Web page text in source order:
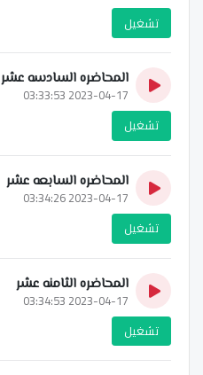
تشغيل
المحاضره السادسه عشر
2023-04-17 03:33:53
تشغيل
المحاضره السابعه عشر
2023-04-17 03:34:26
تشغيل
المحاضره الثامنه عشر
2023-04-17 03:34:53
تشغيل